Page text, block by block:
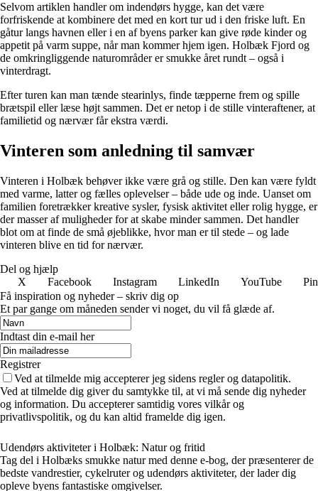
Selvom artiklen handler om indendørs hygge, kan det være
forfriskende at kombinere det med en kort tur ud i den friske luft. En
gåtur langs havnen eller i en af byens parker kan give røde kinder og
appetit på varm suppe, når man kommer hjem igen. Holbæk Fjord og
de omkringliggende naturområder er smukke året rundt – også i
vinterdragt.
Efter turen kan man tænde stearinlys, finde tæpperne frem og spille
brætspil eller læse højt sammen. Det er netop i de stille vinteraftener, at
familietid og nærvær får ekstra værdi.
Vinteren som anledning til samvær
Vinteren i Holbæk behøver ikke være grå og stille. Den kan være fyldt
med varme, latter og fælles oplevelser – både ude og inde. Uanset om
familien foretrækker kreative sysler, fysisk aktivitet eller rolig hygge, er
der masser af muligheder for at skabe minder sammen. Det handler
blot om at finde de små øjeblikke, hvor man er til stede – og lade
vinteren blive en tid for nærvær.
Del og hjælp
X
Facebook Instagram LinkedIn YouTube
Få inspiration og nyheder – skriv dig op
Et par gange om måneden sender vi noget, du vil få glæde af.
Indtast din e-mail her
Registrer
Ved at tilmelde mig accepterer jeg sidens regler og datapolitik.
Ved at tilmelde dig giver du samtykke til, at vi må sende dig nyheder
og information. Du accepterer samtidig vores vilkår og
privatlivspolitik, og du kan altid framelde dig igen.
Udendørs aktiviteter i Holbæk: Natur og fritid
Tag del i Holbæks smukke natur med denne e-bog, der præsenterer de
bedste vandrestier, cykelruter og udendørs aktiviteter, der lader dig
opleve byens fantastiske omgivelser.